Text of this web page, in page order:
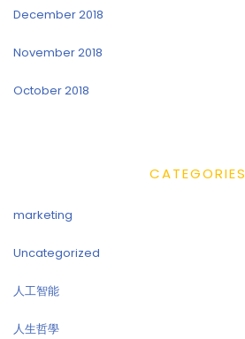
December 2018
November 2018
October 2018
CATEGORIES
marketing
Uncategorized
人工智能
人生哲學